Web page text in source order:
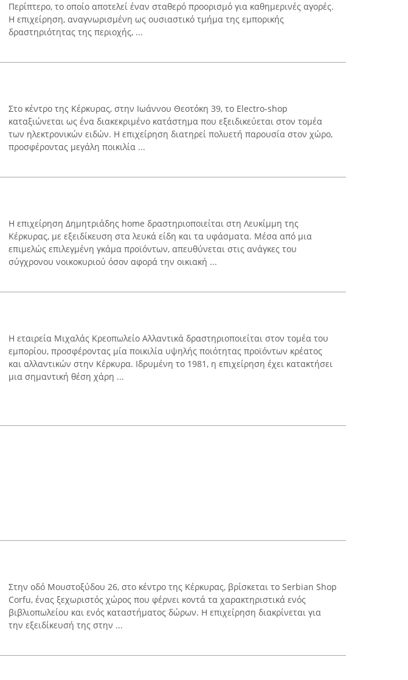
Περίπτερο, το οποίο αποτελεί έναν σταθερό προορισμό για καθημερινές αγορές.
Η επιχείρηση, αναγνωρισμένη ως ουσιαστικό τμήμα της εμπορικής
δραστηριότητας της περιοχής, ...
Στο κέντρο της Κέρκυρας, στην Ιωάννου Θεοτόκη 39, το Electro-shop
καταξιώνεται ως ένα διακεκριμένο κατάστημα που εξειδικεύεται στον τομέα
των ηλεκτρονικών ειδών. Η επιχείρηση διατηρεί πολυετή παρουσία στον χώρο,
προσφέροντας μεγάλη ποικιλία ...
Η επιχείρηση Δημητριάδης home δραστηριοποιείται στη Λευκίμμη της
Κέρκυρας, με εξειδίκευση στα λευκά είδη και τα υφάσματα. Μέσα από μια
επιμελώς επιλεγμένη γκάμα προϊόντων, απευθύνεται στις ανάγκες του
σύγχρονου νοικοκυριού όσον αφορά την οικιακή ...
Η εταιρεία Μιχαλάς Κρεοπωλείο Αλλαντικά δραστηριοποιείται στον τομέα του
εμπορίου, προσφέροντας μία ποικιλία υψηλής ποιότητας προϊόντων κρέατος
και αλλαντικών στην Κέρκυρα. Ιδρυμένη το 1981, η επιχείρηση έχει κατακτήσει
μια σημαντική θέση χάρη ...
Στην οδό Μουστοξύδου 26, στο κέντρο της Κέρκυρας, βρίσκεται το Serbian Shop
Corfu, ένας ξεχωριστός χώρος που φέρνει κοντά τα χαρακτηριστικά ενός
βιβλιοπωλείου και ενός καταστήματος δώρων. Η επιχείρηση διακρίνεται για
την εξειδίκευσή της στην ...